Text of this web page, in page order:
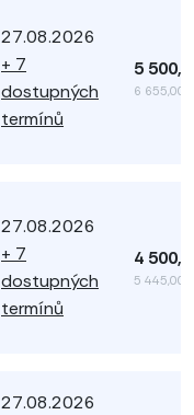
27.08.2026
+ 7
dostupných
termínů
5
6 655,00
27.08.2026
+ 7
dostupných
termínů
4
5 445,00
27.08.2026